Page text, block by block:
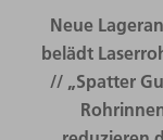
Neue
belädt
// „Spatter